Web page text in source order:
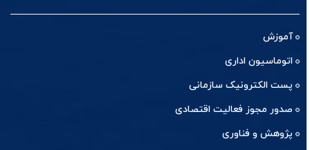
آموزش
اتوماسیون اداری
پست الکترونیک سازمانی
صدور مجوز فعالیت اقتصادی
پژوهش و فناوری